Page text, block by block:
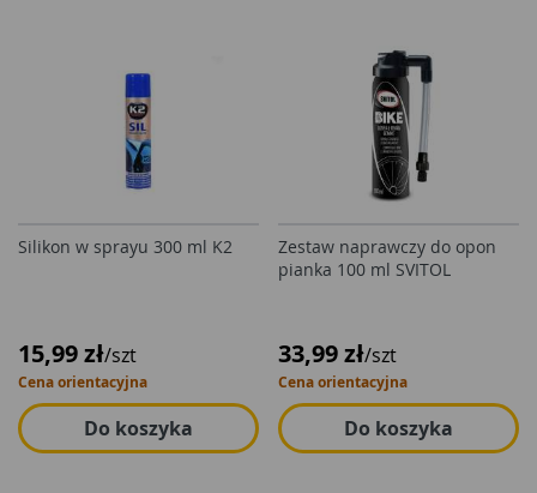
Silikon w sprayu 300 ml K2
15,99 zł/szt
Cena orientacyjna
Do koszyka
Zestaw naprawczy do opon
pianka 100 ml SVITOL
33,99 zł/szt
Cena orientacyjna
Do koszyka